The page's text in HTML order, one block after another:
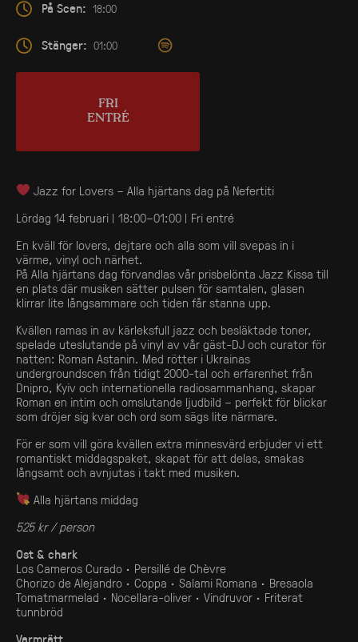
På Scen: 18:00
Stänger: 01:00
FRI
ENTRÉ
Jazz for Lovers – Alla hjärtans dag på Nefertiti
Lördag 14 februari | 18:00–01:00 | Fri entré
En kväll för lovers, dejtare och alla som vill svepas in i
värme, vinyl och närhet.
På Alla hjärtans dag förvandlas vår prisbelönta Jazz Kissa till
en plats där musiken sätter pulsen för samtalen, glasen
klirrar lite långsammare och tiden får stanna upp.
Kvällen ramas in av kärleksfull jazz och besläktade toner,
spelade uteslutande på vinyl av vår gäst-DJ och curator för
natten: Roman Astanin. Med rötter i Ukrainas
undergroundscen från tidigt 2000-tal och erfarenhet från
Dnipro, Kyiv och internationella radiosammanhang, skapar
Roman en intim och omslutande ljudbild – perfekt för blickar
som dröjer sig kvar och ord som sägs lite närmare.
För er som vill göra kvällen extra minnesvärd erbjuder vi ett
romantiskt middagspaket, skapat för att delas, smakas
långsamt och avnjutas i takt med musiken.
Alla hjärtans middag
525 kr / person
Ost & chark
Los Cameros Curado · Persillé de Chèvre
Chorizo de Alejandro · Coppa · Salami Romana · Bresaola
Tomatmarmelad · Nocellara-oliver · Vindruvor · Friterat
tunnbröd
Varmrätt